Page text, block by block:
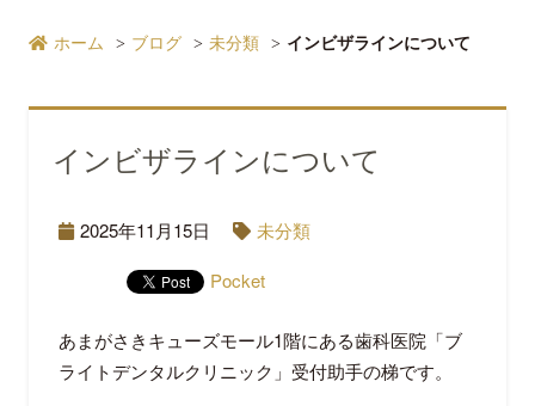
ホーム ブログ 未分類 インビザラインについて
インビザラインについて
2025年11月15日
未分類
Pocket
あまがさきキューズモール1階にある歯科医院「ブ
ライトデンタルクリニック」受付助手の梯です。